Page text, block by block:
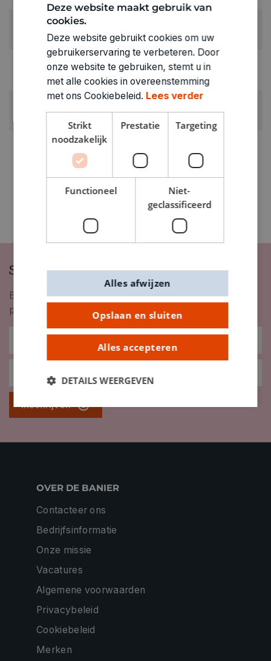
RUBRIEK:
Decoratieve elementen
ARTIKELNUMMER
Schrijf je in op onze nieuwsbrief
Blijf op de hoogte van nieuwigheden, inspiratie,
promoties en meer!
Inschrijven
OVER DE BANIER
Contacteer ons
Bedrijfsinformatie
Onze missie
Vacatures
Algemene voorwaarden
Privacybeleid
Cookiebeleid
Merken
Deze website maakt gebruik van
cookies.
Deze website gebruikt cookies om uw
gebruikerservaring te verbeteren. Door
onze website te gebruiken, stemt u in
met alle cookies in overeenstemming
met ons Cookiebeleid. Lees verder
Strikt
noodzakelijk
Prestatie Targeting
Functioneel
Niet-
geclassificeerd
Opslaan en sluiten
Alles accepteren
Alles afwijzen
DETAILS WEERGEVEN